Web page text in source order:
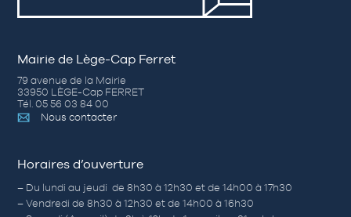
Mairie de Lège-Cap Ferret
79 avenue de la Mairie
33950 LÈGE-Cap FERRET
Tél. 05 56 03 84 00
Nous contacter
Horaires d’ouverture
– Du lundi au jeudi de 8h30 à 12h30 et de 14h00 à 17h30
– Vendredi de 8h30 à 12h30 et de 14h00 à 16h30